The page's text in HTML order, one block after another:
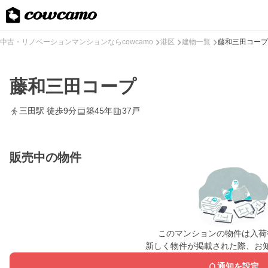
中古・リノベーションマンションならcowcamo 港区 建物一覧 藤和三田コープ
藤和三田コープ
三田駅 徒歩9分 築45年 37戸
販売中の物件
このマンションの物件は入荷
新しく物件が掲載された際、お